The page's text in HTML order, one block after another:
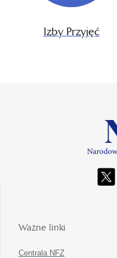
Izby Przyjęć
Ważne linki
Centrala NFZ